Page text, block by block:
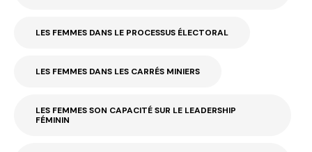
LES FEMMES DANS LE PROCESSUS ÉLECTORAL
LES FEMMES DANS LES CARRÉS MINIERS
LES FEMMES SON CAPACITÉ SUR LE LEADERSHIP
FÉMININ